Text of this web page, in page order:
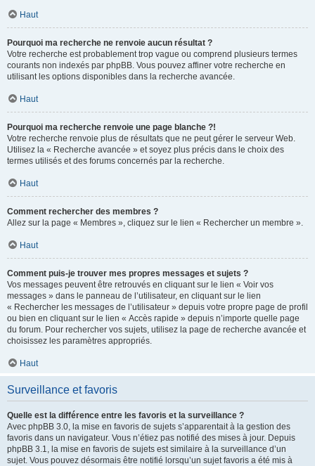
Haut
Pourquoi ma recherche ne renvoie aucun résultat ?
Votre recherche est probablement trop vague ou comprend plusieurs termes
courants non indexés par phpBB. Vous pouvez affiner votre recherche en
utilisant les options disponibles dans la recherche avancée.
Haut
Pourquoi ma recherche renvoie une page blanche ?!
Votre recherche renvoie plus de résultats que ne peut gérer le serveur Web.
Utilisez la « Recherche avancée » et soyez plus précis dans le choix des
termes utilisés et des forums concernés par la recherche.
Haut
Comment rechercher des membres ?
Allez sur la page « Membres », cliquez sur le lien « Rechercher un membre ».
Haut
Comment puis-je trouver mes propres messages et sujets ?
Vos messages peuvent être retrouvés en cliquant sur le lien « Voir vos
messages » dans le panneau de l’utilisateur, en cliquant sur le lien
« Rechercher les messages de l’utilisateur » depuis votre propre page de profil
ou bien en cliquant sur le lien « Accès rapide » depuis n’importe quelle page
du forum. Pour rechercher vos sujets, utilisez la page de recherche avancée et
choisissez les paramètres appropriés.
Haut
Surveillance et favoris
Quelle est la différence entre les favoris et la surveillance ?
Avec phpBB 3.0, la mise en favoris de sujets s’apparentait à la gestion des
favoris dans un navigateur. Vous n’étiez pas notifié des mises à jour. Depuis
phpBB 3.1, la mise en favoris de sujets est similaire à la surveillance d’un
sujet. Vous pouvez désormais être notifié lorsqu’un sujet favoris a été mis à